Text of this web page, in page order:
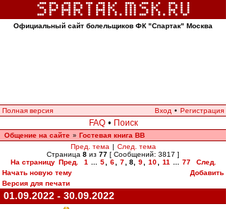
Официальный сайт болельщиков ФК "Спартак" Москва
Полная версия Вход • Регистрация
FAQ • Поиск
Общение на сайте » Гостевая книга ВВ
Пред. тема | След. тема
Страница 8 из 77 [ Сообщений: 3817 ]
На страницу Пред. 1 5 6 7 8, 9 10 11 77
След.
Начать новую тему
Добавить
Версия для печати
01.09.2022 - 30.09.2022